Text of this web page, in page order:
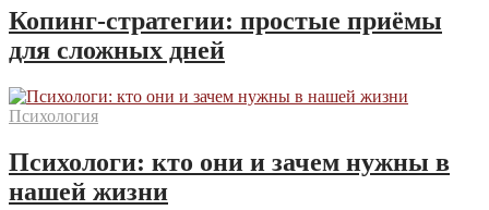
Копинг-стратегии: простые приёмы
для сложных дней
Психология
Психологи: кто они и зачем нужны в
нашей жизни